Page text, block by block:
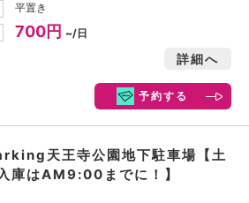
平置き
700円 ~/日
詳細へ
予約する
天王寺公園地下駐車場【土
庫はAM9:00までに！】